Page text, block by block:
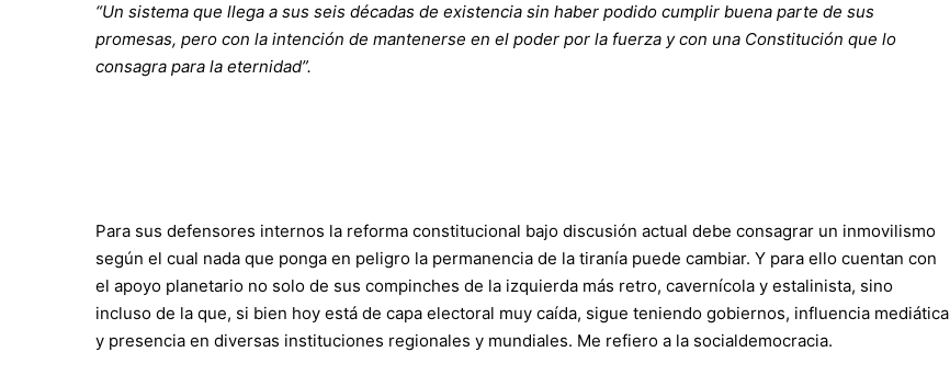
“Un sistema que llega a sus seis décadas de existencia sin haber podido cumplir buena parte de sus
promesas, pero con la intención de mantenerse en el poder por la fuerza y con una Constitución que lo
consagra para la eternidad”.
Para sus defensores internos la reforma constitucional bajo discusión actual debe consagrar un inmovilismo
según el cual nada que ponga en peligro la permanencia de la tiranía puede cambiar. Y para ello cuentan con
el apoyo planetario no solo de sus compinches de la izquierda más retro, cavernícola y estalinista, sino
incluso de la que, si bien hoy está de capa electoral muy caída, sigue teniendo gobiernos, influencia mediática
y presencia en diversas instituciones regionales y mundiales. Me refiero a la socialdemocracia.